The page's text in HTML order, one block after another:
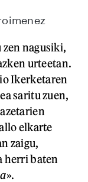
nagusiki,
urteetan.
Ikerketaren
saritu zuen,
elkarte
zaigu,
herri baten
».